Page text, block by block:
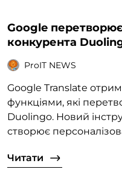
Google
конкурента
ProIT NEWS
Google Translate
функціями, які
Duolingo. Новий
створює
Читати